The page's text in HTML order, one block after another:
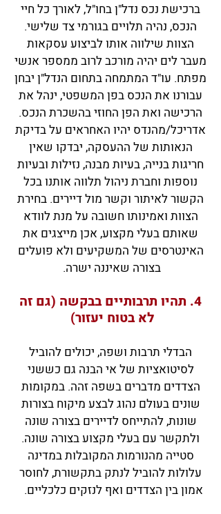
ברכישת נכס נדל"ן בחו"ל, לאורך כל חיי
הנכס, נהיה תלויים בגורמי צד שלישי.
הצוות שילווה אותו לביצוע עסקאות
מעבר לים יהיה מורכב לרוב ממספר אנשי
מפתח. עו"ד המתמחה בתחום הנדל"ן יבחן
עבורנו את הנכס בפן המשפטי, ינהל את
הרכישה ואת הפן החוזי בהשכרת הנכס.
אדריכל/מהנדס יהיו האחראים על בדיקת
הנאותות של ההעסקה, יבדקו שאין
חריגות בנייה, בעיות מבנה, נזילות ובעיות
נוספות וחברת ניהול תלווה אותנו בכל
הקשור לאיתור וקשר מול דיירים. בחירת
הצוות ואמינותו חשובה על מנת לוודא
שאותם בעלי מקצוע, אכן מייצגים את
האינטרסים של המשקיעים ולא פועלים
בצורה שאיננה ישרה.
4. תהיו תרבותיים בבקשה (גם זה
לא בטוח יעזור)
הבדלי תרבות ושפה, יכולים להוביל
לסיטואציות של אי הבנה גם כששני
הצדדים מדברים בשפה זהה. במקומות
שונים בעולם נהוג לבצע מיקוח בצורות
שונות, להתייחס לדיירים בצורה שונה
ולתקשר עם בעלי מקצוע בצורה שונה.
סטייה מהנורמות המקובלות במדינה
עלולות להוביל לנתק בתקשורת, לחוסר
אמון בין הצדדים ואף לנזקים כלכליים.